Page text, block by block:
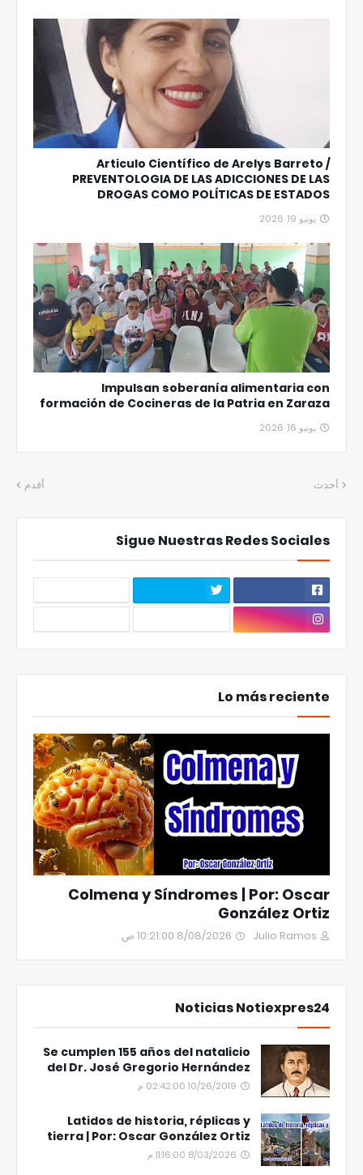
Articulo Científico de Arelys Barreto /
PREVENTOLOGIA DE LAS ADICCIONES DE LAS
DROGAS COMO POLÍTICAS DE ESTADOS
يونيو 19, 2026
Impulsan soberanía alimentaria con
formación de Cocineras de la Patria en Zaraza
يونيو 16, 2026
أحدث أقدم
Sigue Nuestras Redes Sociales
Lo más reciente
Colmena y Síndromes | Por: Oscar
González Ortiz
Julio Ramos 8/08/2026 10:21:00 ص
Noticias Notiexpres24
Se cumplen 155 años del natalicio
del Dr. José Gregorio Hernández
10/26/2019 02:42:00 م
Latidos de historia, réplicas y
tierra | Por: Oscar González Ortiz
8/03/2026 11:16:00 م